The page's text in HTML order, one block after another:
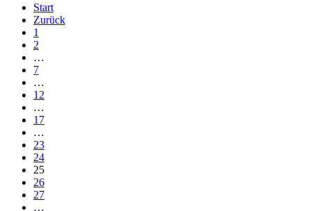
Start
Zurück
1
2
…
7
…
12
…
17
…
23
24
25
26
27
…